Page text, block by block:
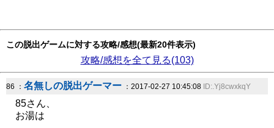
この脱出ゲームに対する攻略/感想(最新20件表示)
攻略/感想を全て見る(103)
86 ： 名無しの脱出ゲーマー ：2017-02-27 10:45:08 ID:.Yj8cwxkqY
85さん、
お湯は